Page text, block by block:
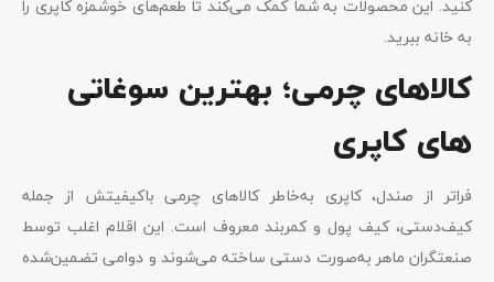
کنید. این محصولات به شما کمک می‌کند تا طعم‌های خوشمزه کاپری را
به خانه ببرید.
کالاهای چرمی؛ بهترین سوغاتی
های کاپری
فراتر از صندل، کاپری به‌خاطر کالاهای چرمی باکیفیتش از جمله
کیف‌دستی، کیف پول و کمربند معروف است. این اقلام اغلب توسط
صنعتگران ماهر به‌صورت دستی ساخته می‌شوند و دوامی تضمین‌شده